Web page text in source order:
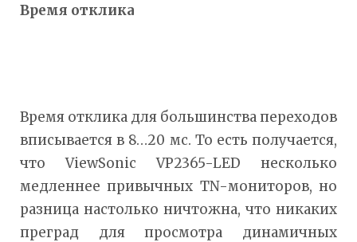
Время отклика
Время отклика для большинства переходов
вписывается в 8…20 мс. То есть получается,
что ViewSonic VP2365-LED несколько
медленнее привычных TN-мониторов, но
разница настолько ничтожна, что никаких
преград для просмотра динамичных